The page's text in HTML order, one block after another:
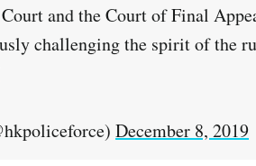
and the Court of Final
challenging the spirit of the
December 8, 2019